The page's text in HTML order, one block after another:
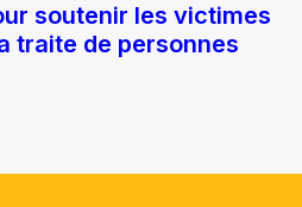
soutenir les victimes
traite de personnes